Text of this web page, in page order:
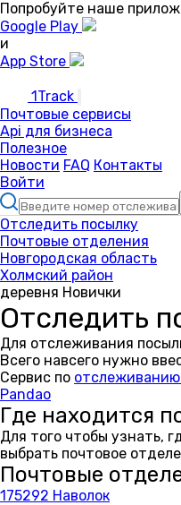
Попробуйте наше
Google Play
и
App Store
1Track
Почтовые сервисы
Api для бизнеса
Полезное
Новости FAQ Контакты
Войти
Отследить посылку
Почтовые отделения
Новгородская область
Холмский район
деревня Новички
Отследить
Для отслеживания
Всего навсего нужно
Сервис по
Pandao
Где находится
Для того чтобы узнать,
выбрать почтовое
Почтовые
175292 Наволок